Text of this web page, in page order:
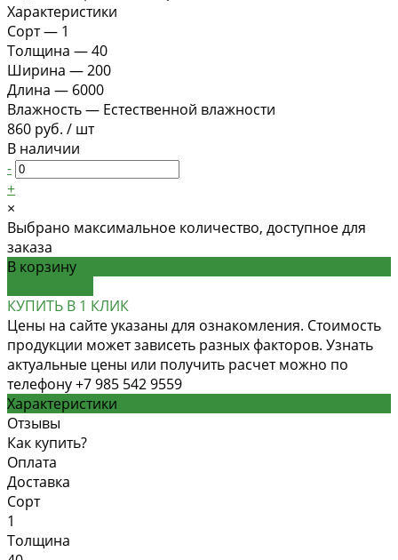
Характеристики
Сорт— 1
Толщина —40
Ширина —200
Длина — 6000
Влажность— Естественной влажности
860 руб. / шт
В наличии
-
+
×
Выбрано максимальное количество, доступное для
заказа
В корзину
КУПИТЬ В 1 КЛИК
Цены на сайте указаны для ознакомления. Стоимость
продукции может зависеть разных факторов. Узнать
актуальные цены или получить расчет можно по
телефону +7 985 542 9559
Характеристики
Отзывы
Как купить?
Оплата
Доставка
Сорт
1
Толщина